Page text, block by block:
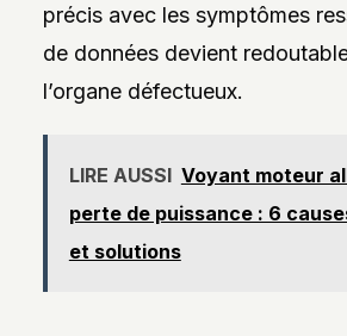
précis avec les symptômes
de données devient
l’organe défectueux.
LIRE AUSSI Voyant moteur
perte de puissance : 6
et solutions